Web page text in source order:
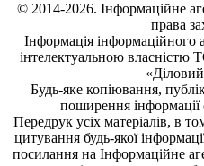
© 2014-2026. Інформаційне
права
Інформація інформаційного
інтелектуальною власністю
Будь-яке копiювання,
поширення iнформацiї
Передрук усіх матеріалів, в
цитування будь-якої
посилання на Інформаційне